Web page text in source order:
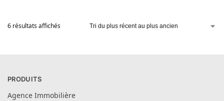
6 résultats affichés
PRODUITS
Agence Immobilière